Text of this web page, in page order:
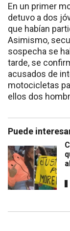
En un primer
detuvo a dos
que habían
Asimismo,
sospecha se
tarde, se
acusados de
motocicletas
ellos dos
Puede